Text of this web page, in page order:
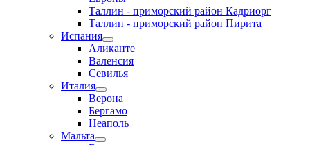
Таллин - приморский район Кадриорг
Таллин - приморский район Пирита
Испания
Аликанте
Валенсия
Севилья
Италия
Верона
Бергамо
Неаполь
Мальта